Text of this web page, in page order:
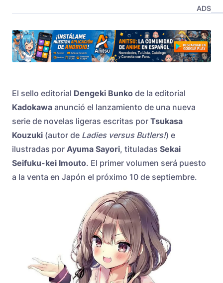
ADS
El sello editorial Dengeki Bunko de la editorial
Kadokawa anunció el lanzamiento de una nueva
serie de novelas ligeras escritas por Tsukasa
Kouzuki (autor de Ladies versus Butlers!) e
ilustradas por Ayuma Sayori, tituladas Sekai
Seifuku-kei Imouto. El primer volumen será puesto
a la venta en Japón el próximo 10 de septiembre.